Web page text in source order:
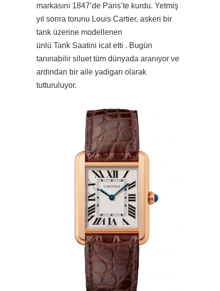
markasını 1847’de Paris’te kurdu. Yetmiş
yıl sonra torunu Louis Cartier, askeri bir
tank üzerine modellenen
ünlü Tank Saatini icat etti . Bugün
tanınabilir siluet tüm dünyada aranıyor ve
ardından bir aile yadigarı olarak
tutturuluyor.